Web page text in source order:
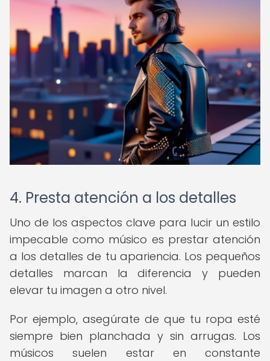
4. Presta atención a los detalles
Uno de los aspectos clave para lucir un estilo
impecable como músico es prestar atención
a los detalles de tu apariencia. Los pequeños
detalles marcan la diferencia y pueden
elevar tu imagen a otro nivel.
Por ejemplo, asegúrate de que tu ropa esté
siempre bien planchada y sin arrugas. Los
músicos suelen estar en constante